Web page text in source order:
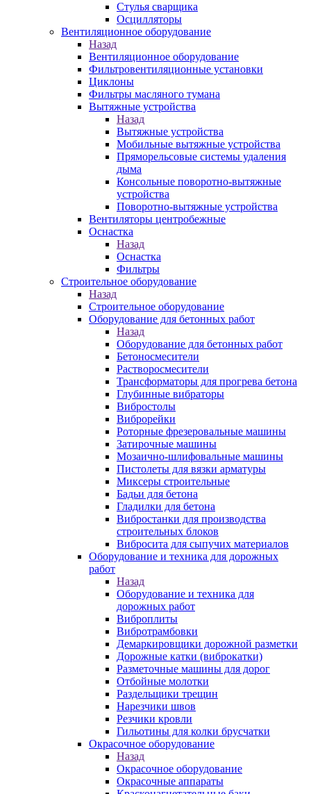
Стулья сварщика
Осцилляторы
Вентиляционное оборудование
Назад
Вентиляционное оборудование
Фильтровентиляционные установки
Циклоны
Фильтры масляного тумана
Вытяжные устройства
Назад
Вытяжные устройства
Мобильные вытяжные устройства
Пряморельсовые системы удаления
дыма
Консольные поворотно-вытяжные
устройства
Поворотно-вытяжные устройства
Вентиляторы центробежные
Оснастка
Назад
Оснастка
Фильтры
Строительное оборудование
Назад
Строительное оборудование
Оборудование для бетонных работ
Назад
Оборудование для бетонных работ
Бетоносмесители
Растворосмесители
Трансформаторы для прогрева бетона
Глубинные вибраторы
Вибростолы
Виброрейки
Роторные фрезеровальные машины
Затирочные машины
Мозаично-шлифовальные машины
Пистолеты для вязки арматуры
Миксеры строительные
Бадьи для бетона
Гладилки для бетона
Вибростанки для производства
строительных блоков
Вибросита для сыпучих материалов
Оборудование и техника для дорожных
работ
Назад
Оборудование и техника для
дорожных работ
Виброплиты
Вибротрамбовки
Демаркировщики дорожной разметки
Дорожные катки (виброкатки)
Разметочные машины для дорог
Отбойные молотки
Раздельщики трещин
Нарезчики швов
Резчики кровли
Гильотины для колки брусчатки
Окрасочное оборудование
Назад
Окрасочное оборудование
Окрасочные аппараты